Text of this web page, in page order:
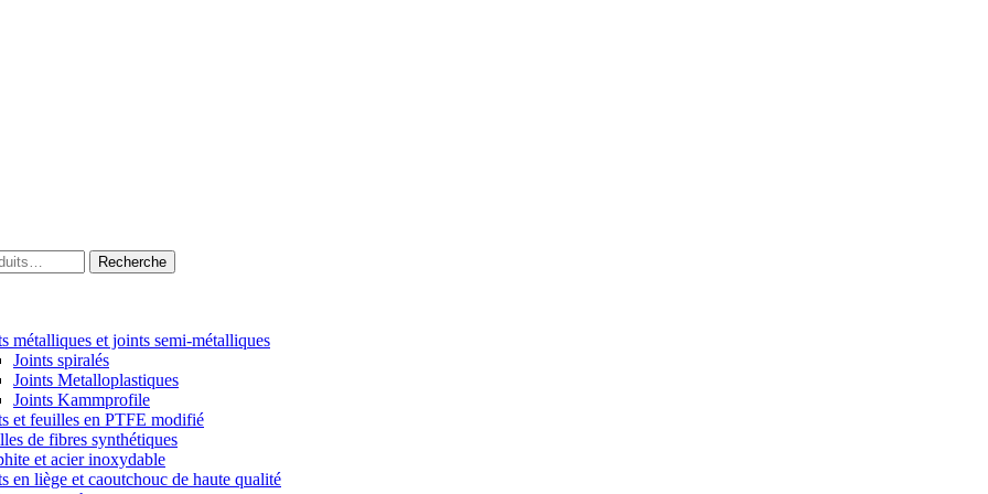
Recherche
métalliques et joints semi-métalliques
Joints spiralés
Joints Metalloplastiques
Joints Kammprofile
et feuilles en PTFE modifié
de fibres synthétiques
et acier inoxydable
en liège et caoutchouc de haute qualité